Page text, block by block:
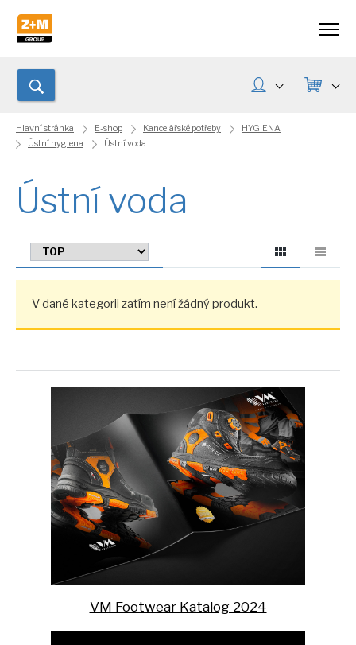
Hlavní stránka E-shop Kancelářské potřeby
HYGIENA
Ústní hygiena
Ústní voda
Ústní voda
V dané kategorii zatím není žádný produkt.
VM Footwear Katalog 2024